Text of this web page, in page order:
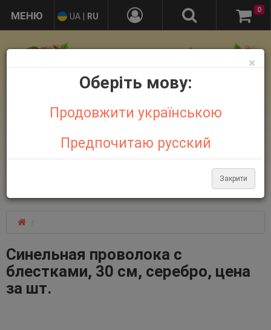
+38 095 032 21 44
UA RU
0
Синельная проволока с
блестками, 30 см, серебро, цена
за шт.
×
Оберіть мову:
Продовжити українською
Предпочитаю русский
Закрити